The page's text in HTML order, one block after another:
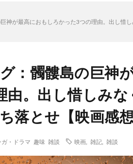
神が最高におもしろかった3つの理由。出し惜
：髑髏島の巨神
由。出し惜しみ
落とせ【映画感想
・ドラマ 趣味 雑談 映画 雑記 雑談